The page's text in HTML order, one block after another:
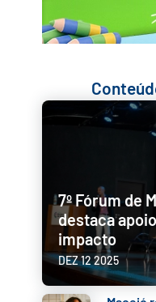
7º Fórum de
destaca
impacto
DEZ 12 2025